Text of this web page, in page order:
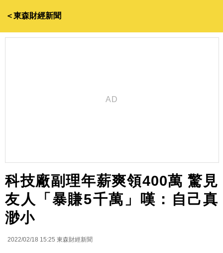
＜東森財經新聞
科技廠副理年薪爽領400萬 驚見
友人「暴賺5千萬」嘆：自己真
渺小
2022/02/18 15:25 東森財經新聞